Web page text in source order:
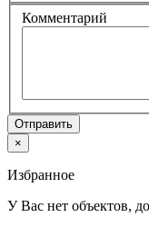
Комментарий
Отправить
×
Избранное
У Вас нет объектов,